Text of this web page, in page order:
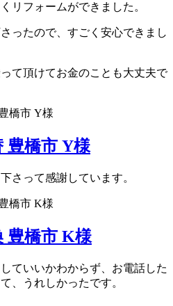
リフォームができました。
ったので、すごく安心できまし
て頂けてお金のことも大丈夫で
豊橋市 Y様
さって感謝しています。
豊橋市 K様
ていいかわからず、お電話した
、うれしかったです。